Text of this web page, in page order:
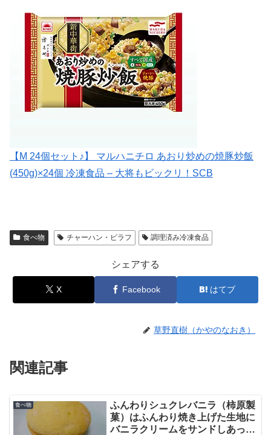
【M 24個セット♪】 マルハニチロ あおり炒めの焼豚炒飯
(450g)×24個 冷凍食品 – 大将もビックリ！SCB
食べ物 チャーハン・ピラフ 調理済み冷凍食品
シェアする
X Facebook はてブ
草野直樹（かやのなおき）
関連記事
食べ物
ふんわりシュクレバニラ（柿原製
菓）はふんわり焼き上げた生地に
バニラクリームをサンドしあっさ